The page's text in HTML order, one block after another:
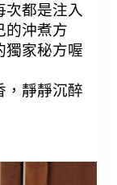
次都是注入
的沖煮方
獨家秘方喔
，靜靜沉醉